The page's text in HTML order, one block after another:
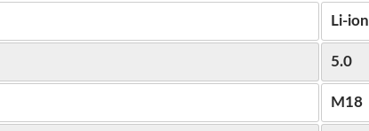
Li-ion
5.0
M18